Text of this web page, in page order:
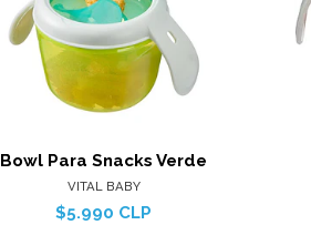
Bowl Para Snacks Verde
VITAL BABY
$5.990 CLP
Ver detalles